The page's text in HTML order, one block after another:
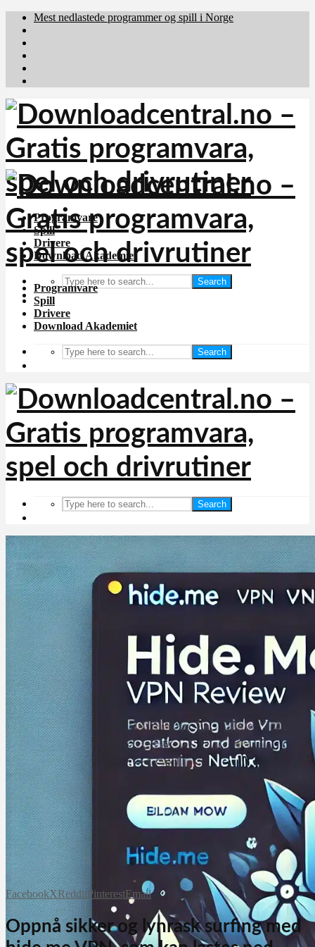
Mest nedlastede programmer og spill i Norge
Programvare
Spill
Drivere
Download Akademiet
Search
Programvare
Spill
Drivere
Download Akademiet
Search
Search
FacebookXRedditPinterestEmail
Oppnå sikker og lynrask surfing med